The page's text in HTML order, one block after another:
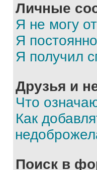
Личные
Я не могу
Я
Я получил
Друзья и
Что
Как
Поиск в